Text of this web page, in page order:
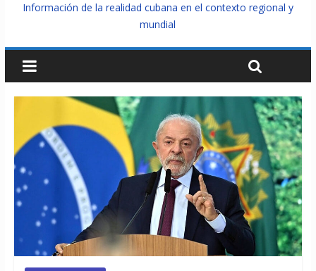
Información de la realidad cubana en el contexto regional y
mundial